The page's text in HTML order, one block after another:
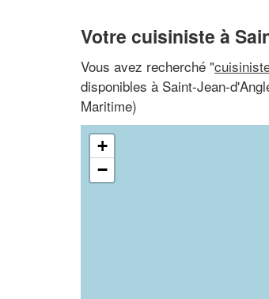
Votre cuisiniste à
Vous avez recherché "
disponibles à Saint-Jean-
Maritime)
+
−